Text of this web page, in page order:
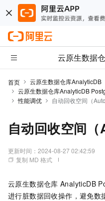
云原生数据
首页
云原生数据仓库AnalyticDB
云原生数据仓库AnalyticDB
性能调优
自动回收空间（
自动回收空间
更新时间： 2024-08-27 02:42:59
复制 MD 格式
云原生数据仓库 AnalyticDB
进行脏数据回收操作，避免数